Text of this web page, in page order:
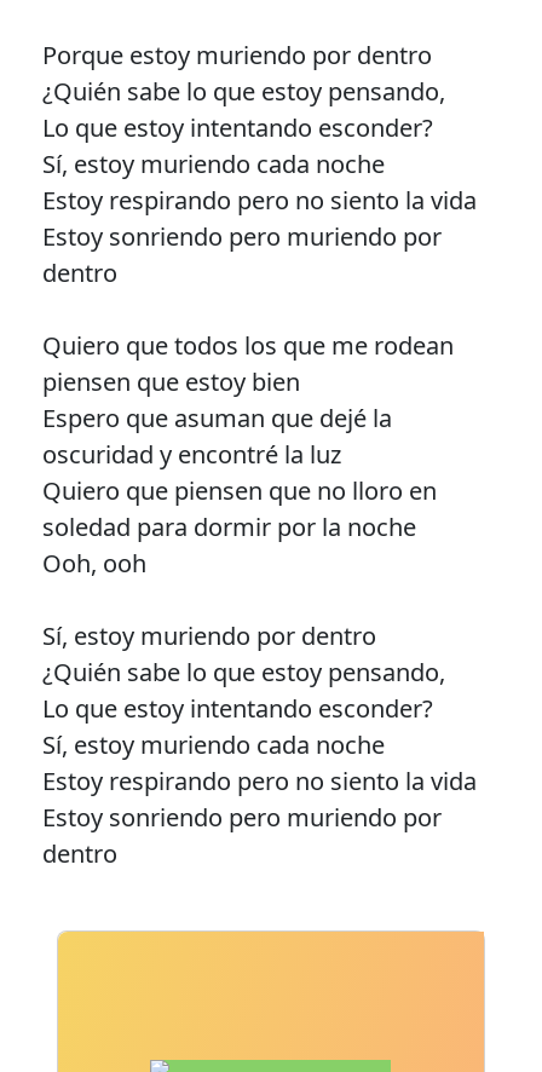
Porque estoy muriendo por dentro
¿Quién sabe lo que estoy pensando,
Lo que estoy intentando esconder?
Sí, estoy muriendo cada noche
Estoy respirando pero no siento la vida
Estoy sonriendo pero muriendo por
dentro
Quiero que todos los que me rodean
piensen que estoy bien
Espero que asuman que dejé la
oscuridad y encontré la luz
Quiero que piensen que no lloro en
soledad para dormir por la noche
Ooh, ooh
Sí, estoy muriendo por dentro
¿Quién sabe lo que estoy pensando,
Lo que estoy intentando esconder?
Sí, estoy muriendo cada noche
Estoy respirando pero no siento la vida
Estoy sonriendo pero muriendo por
dentro